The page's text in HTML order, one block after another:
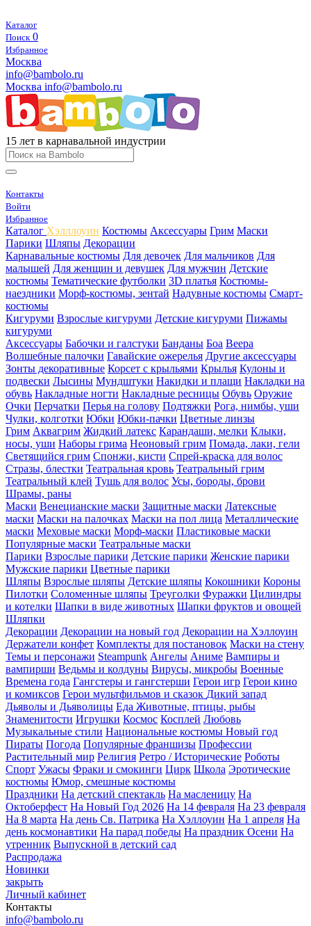
Каталог
Поиск 0
Избранное
Москва
info@bambolo.ru
Москва info@bambolo.ru
15 лет в карнавальной индустрии
Контакты
Войти
Избранное
Каталог Хэлллоуин Костюмы Аксессуары Грим Маски
Парики Шляпы Декорации
Карнавальные костюмы Для девочек Для мальчиков Для
малышей Для женщин и девушек Для мужчин Детские
костюмы Тематические футболки 3D платья Костюмы-
наездники Морф-костюмы, зентай Надувные костюмы Смарт-
костюмы
Кигуруми Взрослые кигуруми Детские кигуруми Пижамы
кигуруми
Аксессуары Бабочки и галстуки Банданы Боа Веера
Волшебные палочки Гавайские ожерелья Другие аксессуары
Зонты декоративные Корсет с крыльями Крылья Кулоны и
подвески Лысины Мундштуки Накидки и плащи Накладки на
обувь Накладные ногти Накладные ресницы Обувь Оружие
Очки Перчатки Перья на голову Подтяжки Рога, нимбы, уши
Чулки, колготки Юбки Юбки-пачки Цветные линзы
Грим Аквагрим Жидкий латекс Карандаши, мелки Клыки,
носы, уши Наборы грима Неоновый грим Помада, лаки, гели
Светящийся грим Спонжи, кисти Спрей-краска для волос
Стразы, блестки Театральная кровь Театральный грим
Театральный клей Тушь для волос Усы, бороды, брови
Шрамы, раны
Маски Венецианские маски Защитные маски Латексные
маски Маски на палочках Маски на пол лица Металлические
маски Меховые маски Морф-маски Пластиковые маски
Популярные маски Театральные маски
Парики Взрослые парики Детские парики Женские парики
Мужские парики Цветные парики
Шляпы Взрослые шляпы Детские шляпы Кокошники Короны
Пилотки Соломенные шляпы Треуголки Фуражки Цилиндры
и котелки Шапки в виде животных Шапки фруктов и овощей
Шляпки
Декорации Декорации на новый год Декорации на Хэллоуин
Держатели конфет Комплекты для постановок Маски на стену
Темы и персонажи Steampunk Ангелы Аниме Вампиры и
вампирши Ведьмы и колдуны Вирусы, микробы Военные
Времена года Гангстеры и гангстерши Герои игр Герои кино
и комиксов Герои мультфильмов и сказок Дикий запад
Дьяволы и Дьяволицы Еда Животные, птицы, рыбы
Знаменитости Игрушки Космос Косплей Любовь
Музыкальные стили Национальные костюмы Новый год
Пираты Погода Популярные франшизы Профессии
Растительный мир Религия Ретро / Исторические Роботы
Спорт Ужасы Фраки и смокинги Цирк Школа Эротические
костюмы Юмор, смешные костюмы
Праздники На детский спектакль На масленицу На
Октоберфест На Новый Год 2026 На 14 февраля На 23 февраля
На 8 марта На день Св. Патрика На Хэллоуин На 1 апреля На
день космонавтики На парад победы На праздник Осени На
утренник Выпускной в детский сад
Распродажа
Новинки
закрыть
Личный кабинет
Контакты
info@bambolo.ru